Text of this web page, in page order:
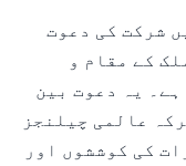
شرکت کی دعوت
کے مقام و
یہ دعوت بین
عالمی چیلنجز
کی کوششوں اور